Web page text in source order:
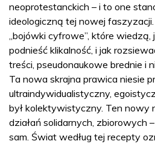
neoprotestanckich – i to one
ideologiczną tej nowej
„bojówki cyfrowe”, które wiedzą,
podnieść klikalność, i jak
treści, pseudonaukowe brednie i
Ta nowa skrajna prawica niesie
ultraindywidualistyczny,
był kolektywistyczny. Ten nowy
działań solidarnych, zbiorowych
sam. Świat według tej recepty